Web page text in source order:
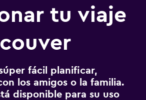
tu viaje
fácil planificar,
los amigos o la familia.
disponible para su uso